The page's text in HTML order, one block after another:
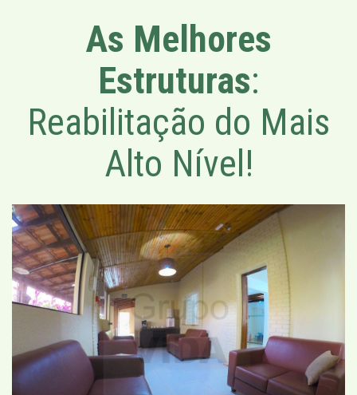
As Melhores
Estruturas:
Reabilitação do Mais
Alto Nível!